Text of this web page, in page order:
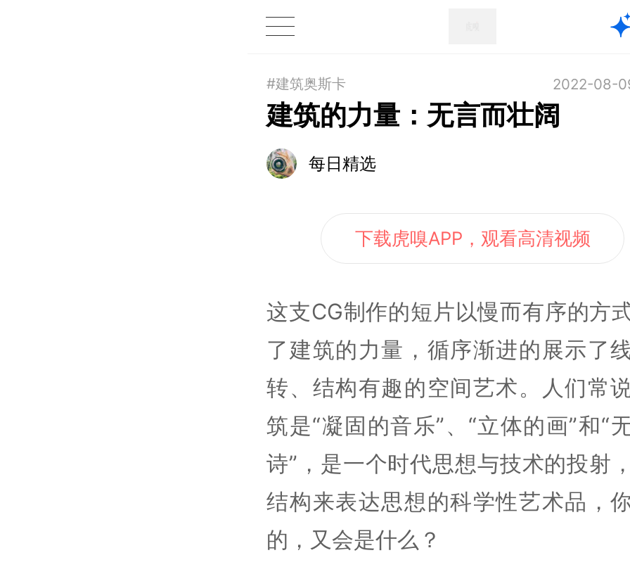
#建筑奥斯卡 2022-08-
建筑的力量：无言而壮阔
每日精选
下载虎嗅APP，观看高清视频
这支CG制作的短片以慢而有序的方
了建筑的力量，循序渐进的展示了
转、结构有趣的空间艺术。人们常
筑是“凝固的音乐”、“立体的画”和“
诗”，是一个时代思想与技术的投射
结构来表达思想的科学性艺术品，
的，又会是什么？